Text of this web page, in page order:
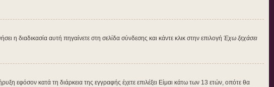
η διαδικασία αυτή πηγαίνετε στη σελίδα σύνδεσης και κάντε κλικ στην επιλογή Έχω ξεχάσει
εφόσον κατά τη διάρκεια της εγγραφής έχετε επιλέξει Είμαι κάτω των 13 ετών, οπότε θα